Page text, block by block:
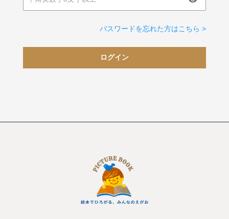
パスワードを忘れた方はこちら >
ログイン